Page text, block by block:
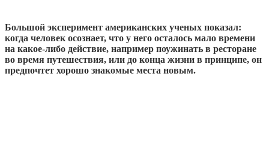
Большой эксперимент американских ученых показал:
когда человек осознает, что у него осталось мало времени
на какое-либо действие, например поужинать в ресторане
во время путешествия, или до конца жизни в принципе, он
предпочтет хорошо знакомые места новым.